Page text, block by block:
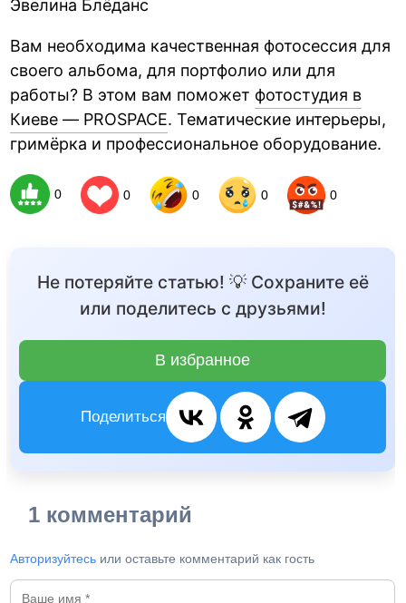
Эвелина Блёданс
Вам необходима качественная фотосессия для
своего альбома, для портфолио или для
работы? В этом вам поможет фотостудия в
Киеве — PROSPACE. Тематические интерьеры,
гримёрка и профессиональное оборудование.
0 0 0 0 0
Не потеряйте статью! 💡 Сохраните её
или поделитесь с друзьями!
В избранное
Поделиться
1 комментарий
Авторизуйтесь или оставьте комментарий как гость